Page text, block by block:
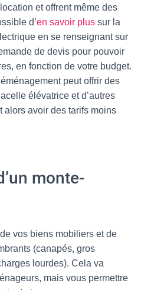
et offrent même des
d’en savoir plus sur la
en se renseignant sur
de devis pour pouvoir
en fonction de votre budget.
peut offrir des
élévatrice et d’autres
alors avoir des tarifs moins
monte-
vos biens mobiliers et de
(canapés, gros
lourdes). Cela va
mais vous permettre